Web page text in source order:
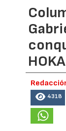
4318